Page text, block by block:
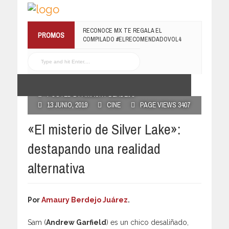
PROMOS
RECONOCE MX TE REGALA EL
COMPILADO #ELRECOMENDADOVOL4
POSTED BY AMAURY BERDEJO
13 JUNIO, 2019
CINE PAGE VIEWS 3407
«El misterio de Silver Lake»:
destapando una realidad
alternativa
PorAmaury Berdejo Juárez.
Sam (Andrew Garfield) es un chico desaliñado,